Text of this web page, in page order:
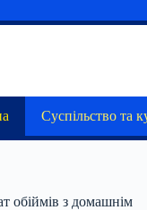
Суспільство та
обіймів з домашнім